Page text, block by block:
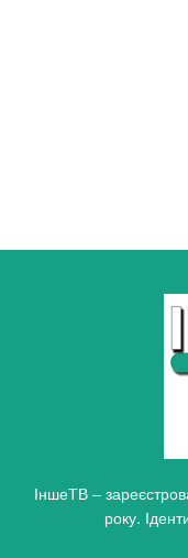
ІншеТВ –
року.